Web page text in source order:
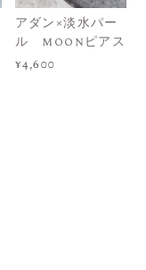
アダン×淡水パー
ル moonピアス
¥4,600